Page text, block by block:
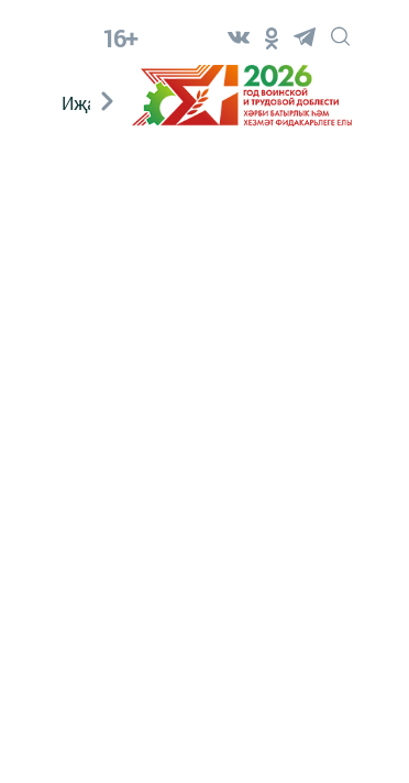
16+
Иҗат Реклама Онлайн